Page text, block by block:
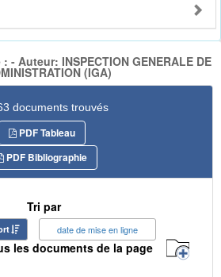
- Auteur: INSPECTION GENERALE DE
(IGA)
documents trouvés
PDF Tableau
PDF Bibliographie
Tri par
date de mise en ligne
les documents de la page